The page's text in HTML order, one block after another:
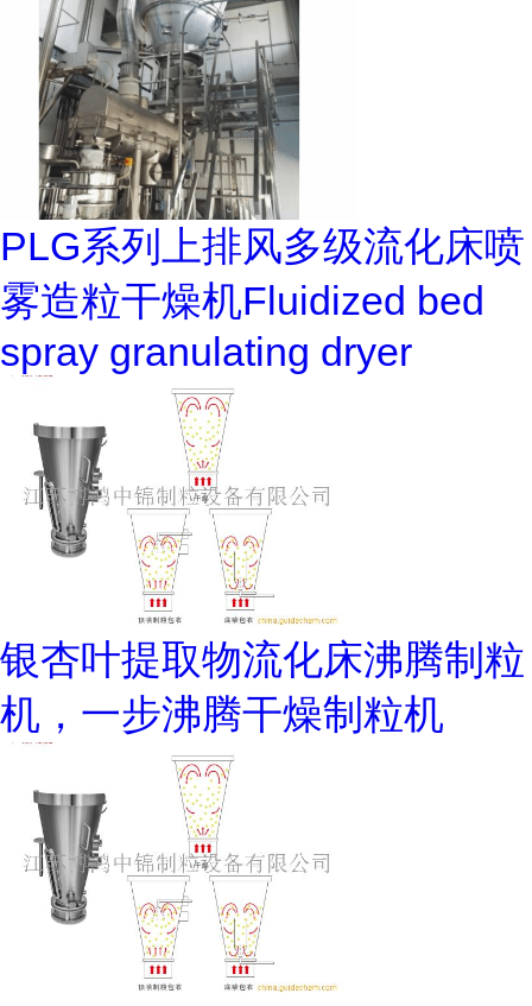
PLG系列上排风多级流化床喷
雾造粒干燥机Fluidized bed
spray granulating dryer
银杏叶提取物流化床沸腾制粒
机，一步沸腾干燥制粒机